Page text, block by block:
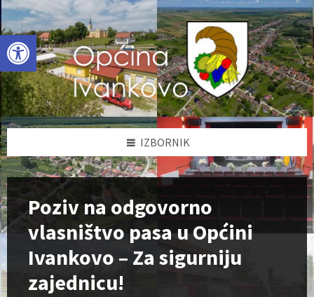
Open toolbar
Skip
to
content
Skip
to
left
sidebar
Skip
to
footer
IZBORNIK
Poziv na odgovorno
vlasništvo pasa u Općini
Ivankovo – Za sigurniju
zajednicu!